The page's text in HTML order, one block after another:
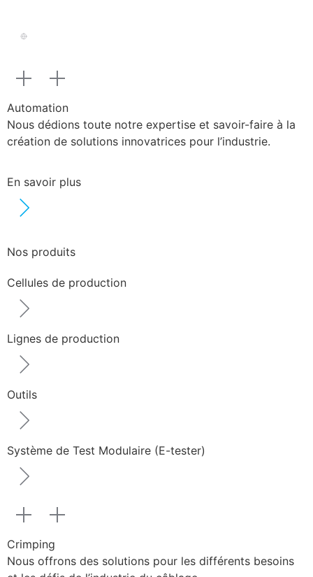
Automation
Nous dédions toute notre expertise et savoir-faire à la
création de solutions innovatrices pour l’industrie.
En savoir plus
Nos produits
Cellules de production
Lignes de production
Outils
Système de Test Modulaire (E-tester)
Crimping
Nous offrons des solutions pour les différents besoins